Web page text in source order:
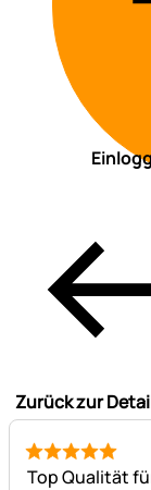
Zurück zur
5 von 5
Top Qualität